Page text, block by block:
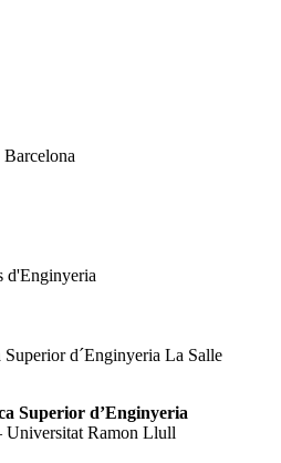
d'Enginyeria
d´Enginyeria La Salle
Superior d’Enginyeria
Universitat Ramon Llull